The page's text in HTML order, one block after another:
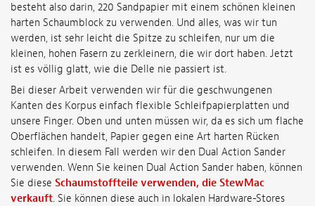
besteht also darin, 220 Sandpapier mit einem schönen kleinen
harten Schaumblock zu verwenden. Und alles, was wir tun
werden, ist sehr leicht die Spitze zu schleifen, nur um die
kleinen, hohen Fasern zu zerkleinern, die wir dort haben. Jetzt
ist es völlig glatt, wie die Delle nie passiert ist.
Bei dieser Arbeit verwenden wir für die geschwungenen
Kanten des Korpus einfach flexible Schleifpapierplatten und
unsere Finger. Oben und unten müssen wir, da es sich um flache
Oberflächen handelt, Papier gegen eine Art harten Rücken
schleifen. In diesem Fall werden wir den Dual Action Sander
verwenden. Wenn Sie keinen Dual Action Sander haben, können
Sie diese Schaumstoffteile verwenden, die StewMac
verkauft. Sie können diese auch in lokalen Hardware-Stores